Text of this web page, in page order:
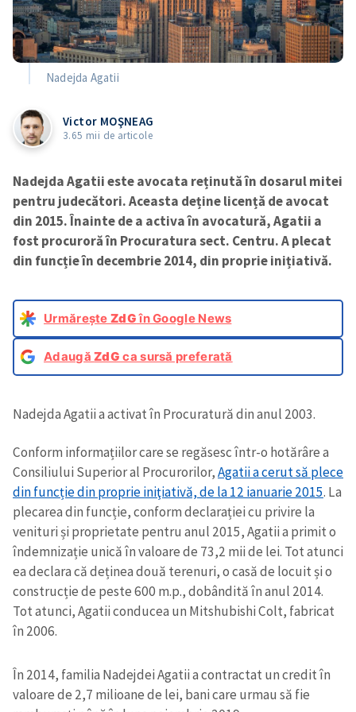
Nadejda Agatii
Victor MOŞNEAG
3.65 mii de articole
Nadejda Agatii este avocata reținută în dosarul mitei
pentru judecători. Aceasta deține licență de avocat
din 2015. Înainte de a activa în avocatură, Agatii a
fost procuroră în Procuratura sect. Centru. A plecat
din funcție în decembrie 2014, din proprie inițiativă.
Urmărește ZdGîn Google News
AdaugăZdG ca sursă preferată
Nadejda Agatii a activat în Procuratură din anul 2003.
Conform informațiilor care se regăsesc într-o hotărâre a
Consiliului Superior al Procurorilor,Agatii a cerut să plece
din funcție din proprie iniţiativă, de la 12 ianuarie 2015. La
plecarea din funcție, conform declarației cu privire la
venituri și proprietate pentru anul 2015, Agatii a primit o
îndemnizație unică în valoare de 73,2 mii de lei. Tot atunci
ea declara că deținea două terenuri, o casă de locuit și o
construcție de peste 600 m.p., dobândită în anul 2014.
Tot atunci, Agatii conducea un Mitshubishi Colt, fabricat
în 2006.
În 2014, familia Nadejdei Agatii a contractat un credit în
valoare de 2,7 milioane de lei, bani care urmau să fie